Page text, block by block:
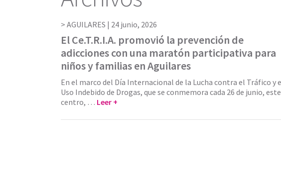
AGUILARES | 24 junio, 2026
El Ce.T.R.I.A. promovió la prevención de
adicciones con una maratón participativa para
niños y familias en Aguilares
En el marco del Día Internacional de la Lucha contra el Tráfico y
Uso Indebido de Drogas, que se conmemora cada 26 de junio, este
centro, … Leer +